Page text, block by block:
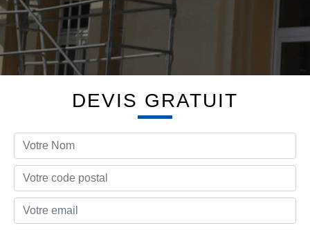
DEVIS GRATUIT